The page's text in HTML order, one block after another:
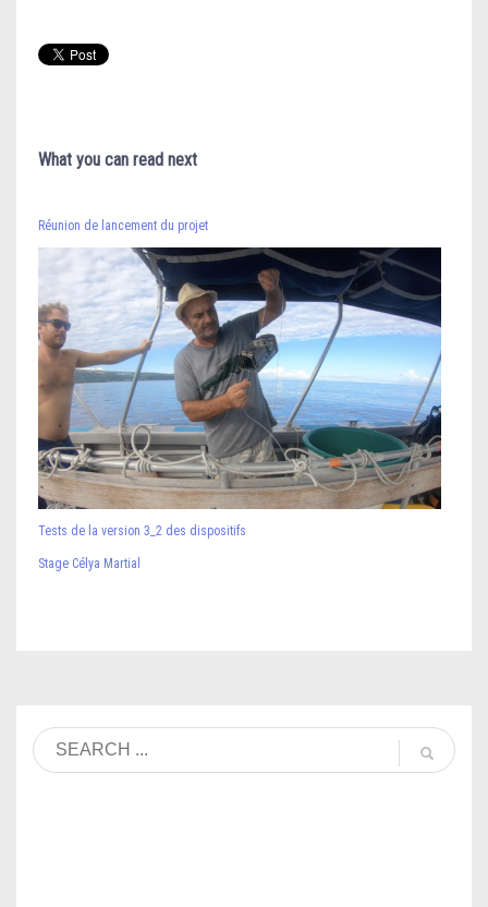
What you can read next
Réunion de lancement du projet
Tests de la version 3_2 des dispositifs
Stage Célya Martial